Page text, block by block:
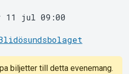
11 jul 09:00
biljetter till detta evenemang.